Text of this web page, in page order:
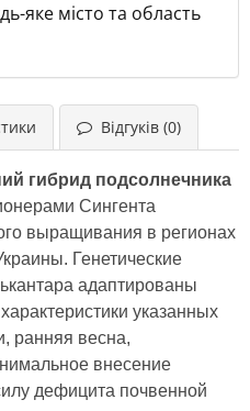
яке місто та область
Відгуків (0)
гибрид подсолнечника
Сингента
выращивания в регионах
Генетические
адаптированы
указанных
ранняя весна,
внесение
дефицита почвенной